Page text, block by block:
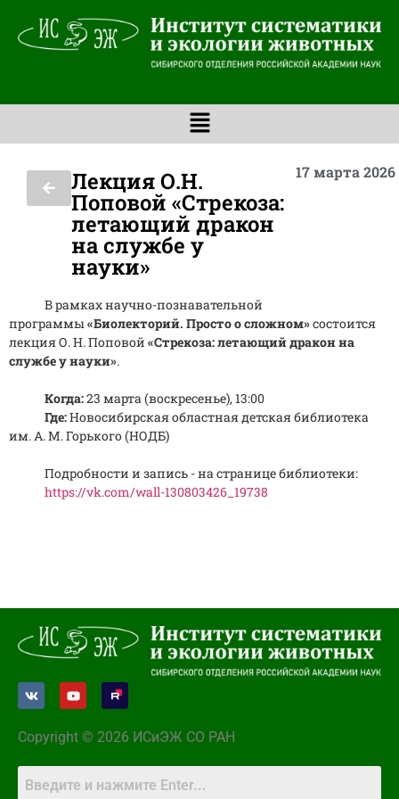
Лекция О.Н.
Поповой «Стрекоза:
летающий дракон
на службе у
науки»
17 марта 2026
В рамках научно-познавательной
программы «Биолекторий. Просто о сложном»состоится
лекция О. Н. Поповой «Стрекоза: летающий дракон на
службе у науки».
Когда:23 марта (воскресенье), 13:00
Где:Новосибирская областная детская библиотека
им. А. М. Горького (НОДБ)
Подробности и запись - на странице библиотеки:
https://vk.com/wall-130803426_19738
Copyright © 2026 ИСиЭЖ СО РАН